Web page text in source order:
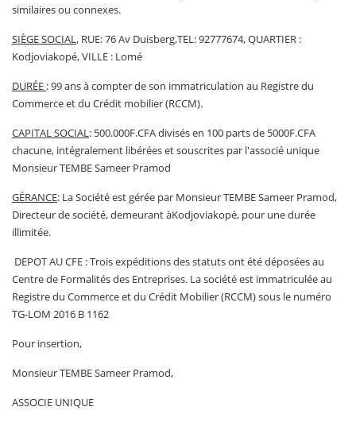
similaires ou connexes.
SIÈGE SOCIAL, RUE: 76 Av Duisberg,TEL: 92777674, QUARTIER :
Kodjoviakopé, VILLE : Lomé
DURÉE : 99 ans à compter de son immatriculation au Registre du
Commerce et du Crédit mobilier (RCCM).
CAPITAL SOCIAL: 500.000F.CFA divisés en 100 parts de 5000F.CFA
chacune, intégralement libérées et souscrites par l'associé unique
Monsieur TEMBE Sameer Pramod
GÉRANCE: La Société est gérée par Monsieur TEMBE Sameer Pramod,
Directeur de société, demeurant àKodjoviakopé, pour une durée
illimitée.
DEPOT AU CFE : Trois expéditions des statuts ont été déposées au
Centre de Formalités des Entreprises. La société est immatriculée au
Registre du Commerce et du Crédit Mobilier (RCCM) sous le numéro
TG-LOM 2016 B 1162
Pour insertion,
Monsieur TEMBE Sameer Pramod,
ASSOCIE UNIQUE